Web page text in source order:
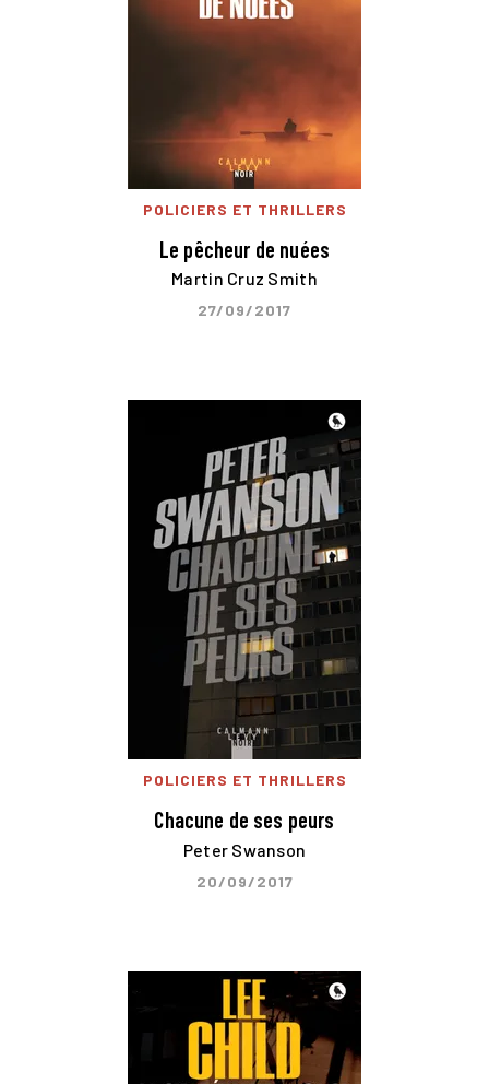
POLICIERS ET THRILLERS
Le pêcheur de nuées
Martin Cruz Smith
27/09/2017
POLICIERS ET THRILLERS
Chacune de ses peurs
Peter Swanson
20/09/2017